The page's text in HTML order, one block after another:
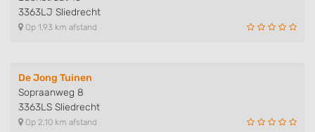
3363LJ Sliedrecht
Op 1,93 km afstand
De Jong Tuinen
Sopraanweg 8
3363LS Sliedrecht
Op 2,10 km afstand